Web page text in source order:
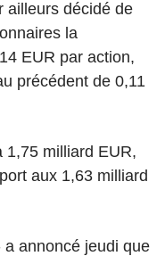
ailleurs décidé de
la
EUR par action,
précédent de 0,11
1,75 milliard EUR,
aux 1,63 milliard
annoncé jeudi que